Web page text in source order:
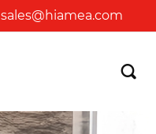
sales@hiamea.com
